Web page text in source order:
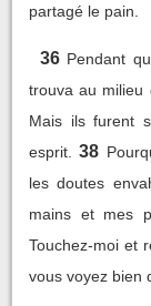
partagé le pain.
36 Pendant
trouva au milieu
Mais ils furent
esprit.
38
les doutes
mains et mes
Touchez-moi et
vous voyez bien